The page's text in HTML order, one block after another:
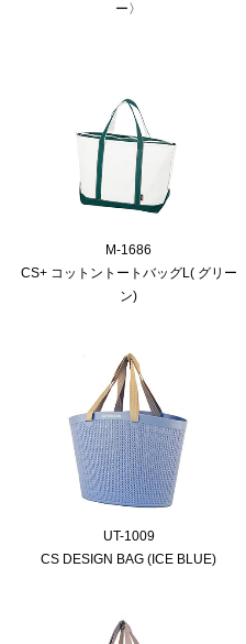
ー〉
M-1686
CS+ コットントートバッグL( グリー
ン)
UT-1009
CS DESIGN BAG (ICE BLUE)